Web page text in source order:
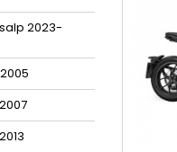
2023-